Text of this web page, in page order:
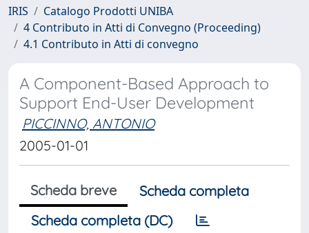
IRIS
Catalogo Prodotti UNIBA
4 Contributo in Atti di Convegno (Proceeding)
4.1 Contributo in Atti di convegno
A Component-Based Approach to
Support End-User Development
PICCINNO, ANTONIO
2005-01-01
Scheda breve
Scheda completa
Scheda completa (DC)